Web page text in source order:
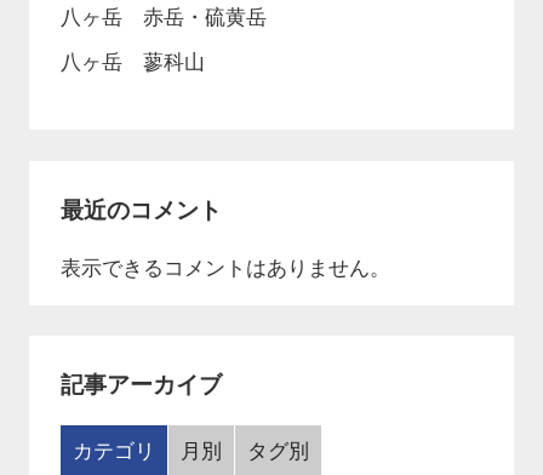
八ヶ岳 赤岳・硫黄岳
八ヶ岳 蓼科山
最近のコメント
表示できるコメントはありません。
記事アーカイブ
カテゴリ 月別
タグ別